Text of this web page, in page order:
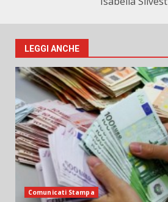
LEGGI ANCHE
Comunicati Stampa